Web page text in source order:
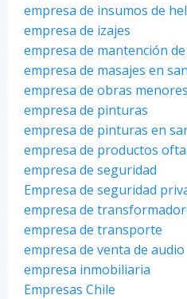
empresa de insumos de
empresa de izajes
empresa de mantención
empresa de masajes en
empresa de obras menores
empresa de pinturas
empresa de pinturas en
empresa de productos
empresa de seguridad
Empresa de seguridad
empresa de
empresa de transporte
empresa de venta de audio
empresa inmobiliaria
Empresas Chile